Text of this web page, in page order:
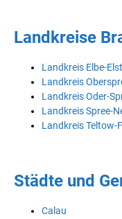
Landkreise
Landkreis Elbe-
Landkreis
Landkreis Oder-
Landkreis Spree-
Landkreis Teltow-
Städte und
Calau